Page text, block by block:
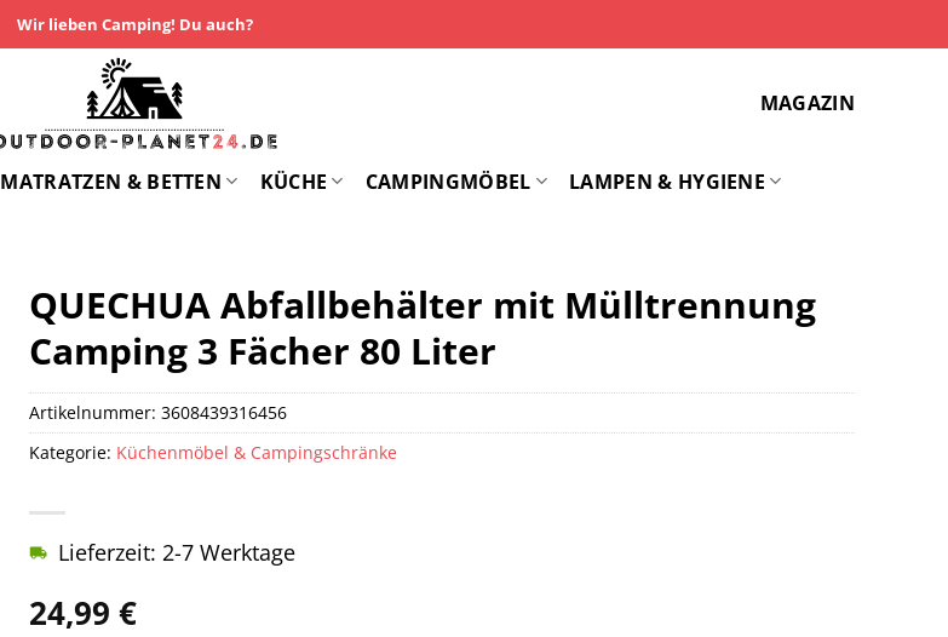
Wir lieben Camping! Du auch?
MAGAZIN
MATRATZEN & BETTEN KÜCHE CAMPINGMÖBEL LAMPEN & HYGIENE
QUECHUA Abfallbehälter mit Mülltrennung
Camping 3 Fächer 80 Liter
24,99€
Lieferzeit: 2-7 Werktage
Artikelnummer:3608439316456
Kategorie: Küchenmöbel & Campingschränke